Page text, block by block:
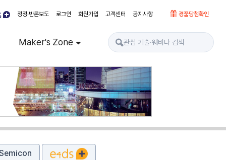
정정·반론보도 로그인 회원가입 고객센터 공지사항 경품당첨확인
Maker's Zone